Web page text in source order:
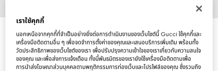
สร้อยข้อมือ Horsebit 18k diamond cuff bracelet
฿148,500
เราใช้คุกกี้
นอกเหนือจากคุกกี้ที่จำเป็นอย่างยิ่งต่อการดำเนินงานของเว็บไซต์นี้ Gucci ใช้คุกกี้และ
เครื่องมือติดตามอื่น ๆ เพื่อจดจำการตั้งค่าของคุณและเสนอบริการเพิ่มเติม พร้อมทั้ง
วัดประสิทธิภาพของเว็บไซต์ของเรา เพื่อปรับปรุงความเข้าใจของเราเกี่ยวกับความสนใจ
ของคุณ และเพื่อส่งการแจ้งเตือน ทั้งนี้พันธมิตรของเรายังใช้เครื่องมือติดตามเพื่อ
การนำส่งโฆษณาส่วนบุคคลตามพฤติกรรมการท่องเว็บและโปรไฟล์ของคุณ ซึ่งรวมถึง